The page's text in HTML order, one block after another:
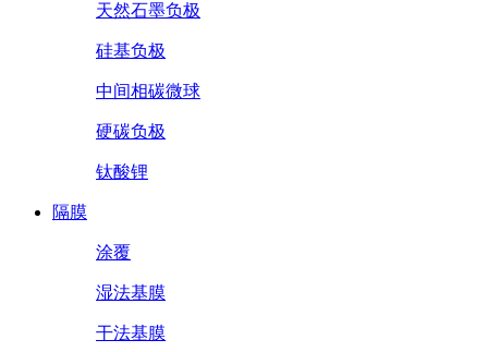
天然石墨负极
硅基负极
中间相碳微球
硬碳负极
钛酸锂
隔膜
涂覆
湿法基膜
干法基膜